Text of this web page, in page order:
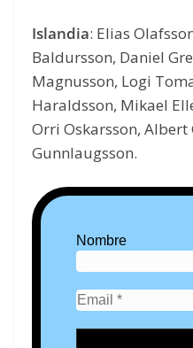
Islandia: Elias
Baldursson, Daniel
Magnusson, Logi
Haraldsson, Mikael
Orri Oskarsson,
Gunnlaugsson.
Nombre